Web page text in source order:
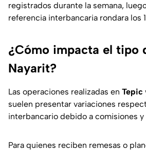
registrados durante la semana,
referencia interbancaria rondara los
¿Cómo impacta el tipo
Nayarit?
Las operaciones realizadas en Tepic
suelen presentar variaciones
interbancario debido a comisiones
Para quienes reciben remesas o